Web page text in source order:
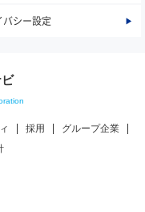
バシー設定
採用
グループ企業